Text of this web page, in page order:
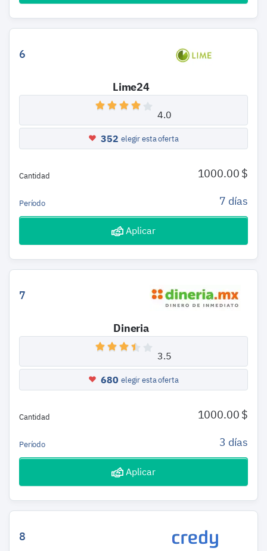
6
Lime24
4.0
352 elegir esta oferta
Cantidad 1000.00 $
Período 7 días
Aplicar
7
Dineria
3.5
680 elegir esta oferta
Cantidad 1000.00 $
Período 3 días
Aplicar
8